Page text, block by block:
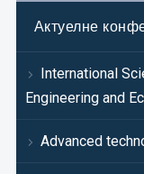
Актуелне
International
Engineering and
Advanced